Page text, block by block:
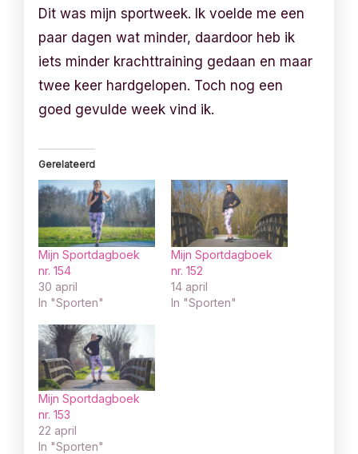
Dit was mijn sportweek. Ik voelde me een
paar dagen wat minder, daardoor heb ik
iets minder krachttraining gedaan en maar
twee keer hardgelopen. Toch nog een
goed gevulde week vind ik.
Gerelateerd
Mijn Sportdagboek
nr. 154
30 april
In "Sporten"
Mijn Sportdagboek
nr. 152
14 april
In "Sporten"
Mijn Sportdagboek
nr. 153
22 april
In "Sporten"